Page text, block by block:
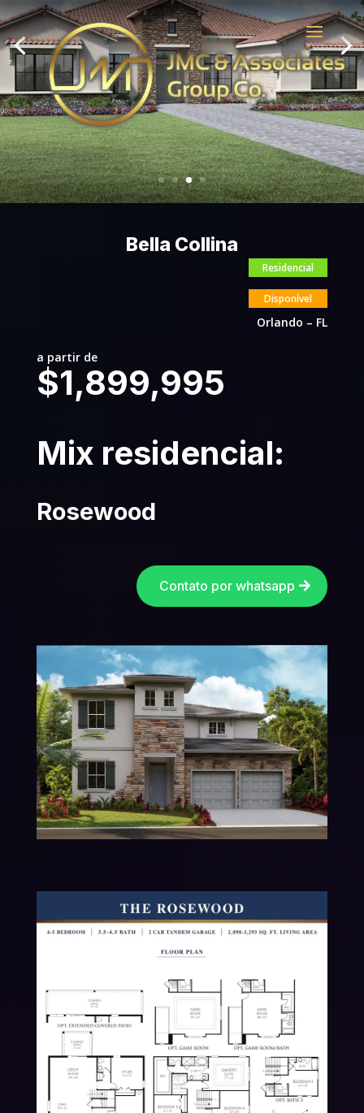
Bella Collina
Residencial
Disponível
Orlando – FL
a partir de
$1,899,995
Mix residencial:
Rosewood
Contato por whatsapp